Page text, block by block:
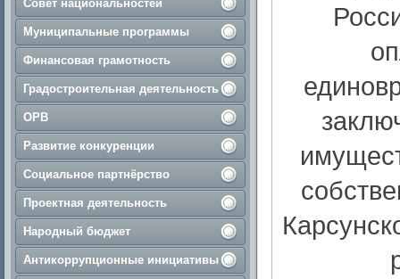
Совет национальностей
Муниципальные программы
Финансовая грамотность
Градостроительная деятельность
ОРВ
Развитие конкуренции
Социальное партнёрство
Проектная деятельность
Народный бюджет
Антикоррупционные инициативы